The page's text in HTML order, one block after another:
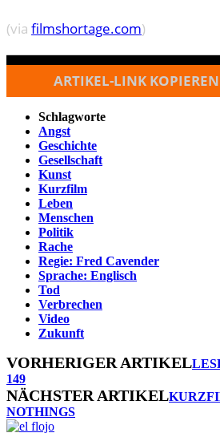
(via filmshortage.com)
ARTIKEL-LINK
Schlagworte
Angst
Geschichte
Gesellschaft
Kunst
Kurzfilm
Leben
Menschen
Politik
Rache
Regie: Fred Cavender
Sprache: Englisch
Tod
Verbrechen
Video
Zukunft
VORHERIGER ARTIKEL
149
NÄCHSTER ARTIKEL
NOTHINGS